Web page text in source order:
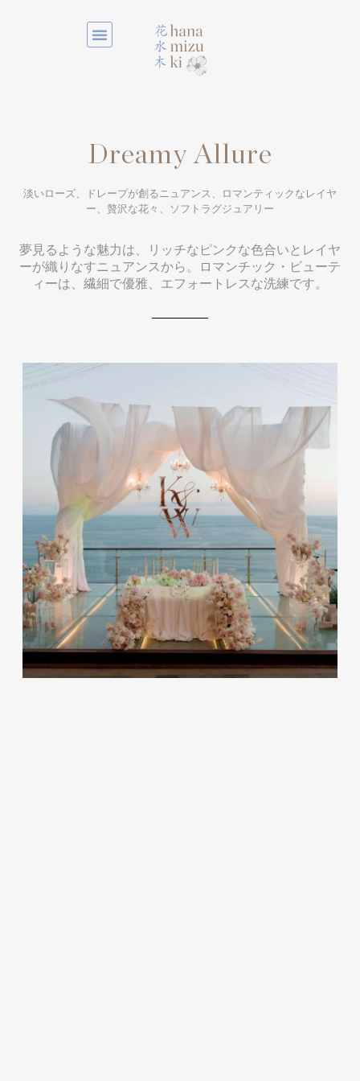
Dreamy Allure
淡いローズ、ドレープが創るニュアンス、ロマンティックなレイヤ
ー、贅沢な花々、ソフトラグジュアリー
夢見るような魅力は、リッチなピンクな色合いとレイヤ
ーが織りなすニュアンスから。ロマンチック・ビューテ
ィーは、繊細で優雅、エフォートレスな洗練です。